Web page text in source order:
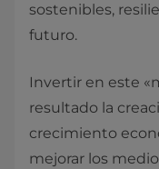
sostenibles,
futuro.
Invertir en este
resultado la
crecimiento
mejorar los